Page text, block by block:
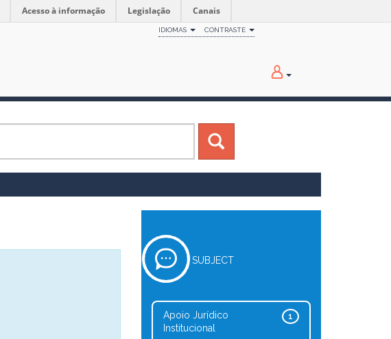
Acesso à informação Legislação Canais
IDIOMAS CONTRASTE
SUBJECT
1
Apoio Jurídico
Institucional